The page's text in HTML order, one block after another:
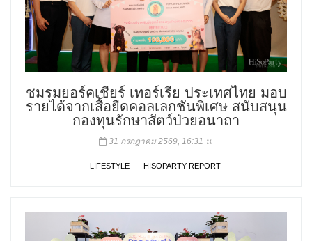
ชมรมยอร์คเชียร์ เทอร์เรีย ประเทศไทย มอบ
รายได้จากเสื้อยืดคอลเลกชันพิเศษ สนับสนุน
กองทุนรักษาสัตว์ป่วยอนาถา
31 กรกฎาคม 2569, 16:31 น.
LIFESTYLE HISOPARTY REPORT